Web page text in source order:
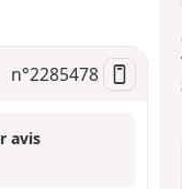
n°2285478
avis